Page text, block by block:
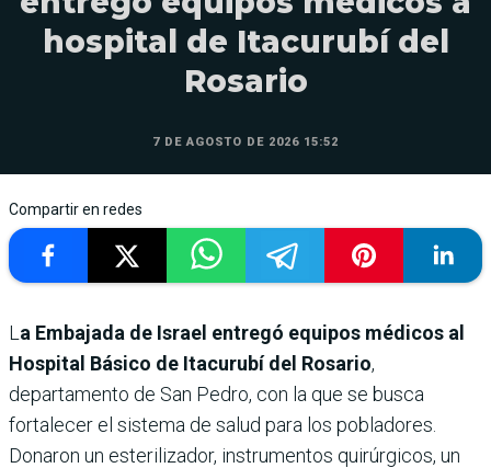
hospital de Itacurubí del
Rosario
7 DE AGOSTO DE 2026 15:52
Compartir en redes
L a Embajada de Israel entregó equipos médicos al
Hospital Básico de Itacurubí del Rosario,
departamento de San Pedro, con la que se busca
fortalecer el sistema de salud para los pobladores.
Donaron un esterilizador, instrumentos quirúrgicos, un